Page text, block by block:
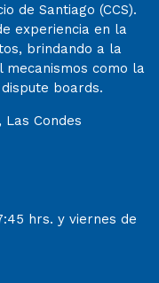
de Santiago (CCS).
experiencia en la
brindando a la
mecanismos como la
boards.
Las Condes
hrs. y viernes de